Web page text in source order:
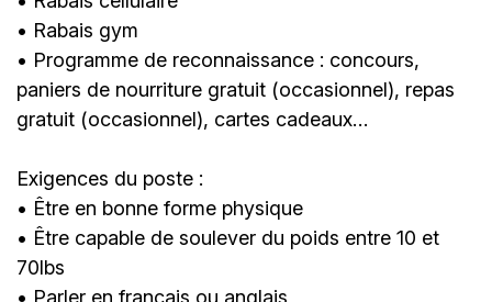
• Rabais gym
• Programme de reconnaissance : concours,
paniers de nourriture gratuit (occasionnel), repas
gratuit (occasionnel), cartes cadeaux…
Exigences du poste :
• Être en bonne forme physique
• Être capable de soulever du poids entre 10 et
70lbs